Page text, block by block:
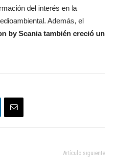
del interés en la
Además, el
by Scania también creció un
Artículo siguiente